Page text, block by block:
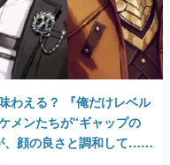
わえる？ 『俺だけレベル
メンたちが“ギャップの
、顔の良さと調和して……